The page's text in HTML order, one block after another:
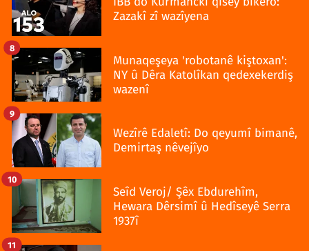
Zazakî zî wazîyena
Munaqeşeya 'robotanê kiştoxan':
NY û Dêra Katolîkan qedexekerdiş
wazenî
8
Wezîrê Edaletî: Do qeyumî bimanê,
Demirtaş nêvejîyo
9
Seîd Veroj/ Şêx Ebdurehîm,
Hewara Dêrsimî û Hedîseyê Serra
1937î
10
11